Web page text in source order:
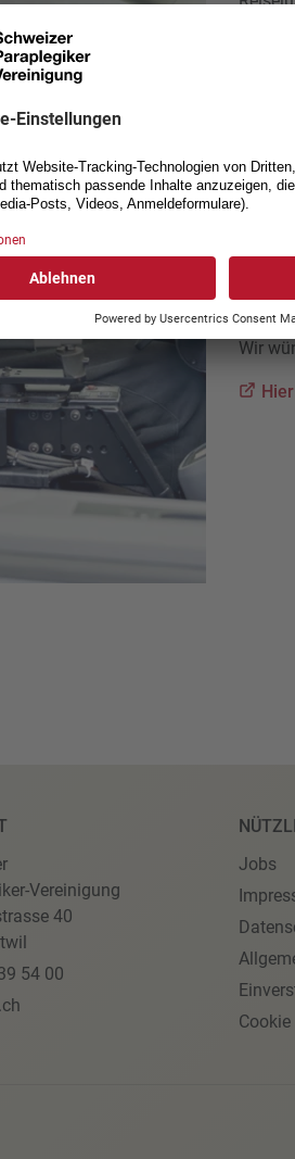
Ob
Eine
Ein
Wir
dem
Wir
Vereinigung
40
54 00
Jobs